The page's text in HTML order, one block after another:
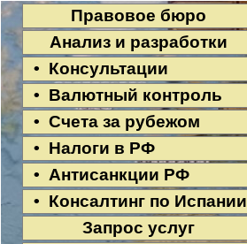
Правовое бюро
Анализ и разработки
• Консультации
• Валютный контроль
• Счета за рубежом
• Налоги в РФ
• Антисанкции РФ
• Консалтинг по Испании
Запрос услуг